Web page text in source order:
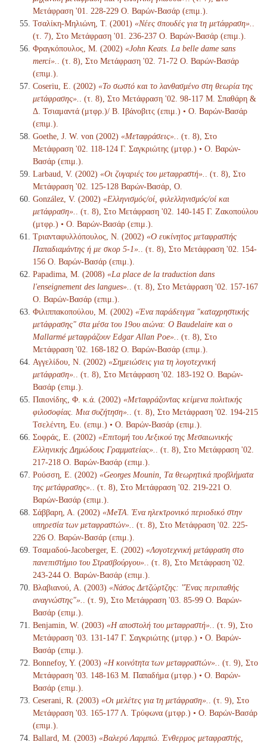
Μετάφραση '01. 228-229 Ο. Βαρών-Βασάρ (επιμ.).
Τσαλίκη-Μηλιώνη, Τ. (2001) «Νέες σπουδές για τη μετάφραση».
(τ. 7), Στο Μετάφραση '01. 236-237 Ο. Βαρών-Βασάρ (επιμ.).
Φραγκόπουλος, Μ. (2002) «John Keats. La belle dame sans
merci».
. (τ. 8), Στο Μετάφραση '02. 71-72 Ο. Βαρών-Βασάρ
(επιμ.).
Coseriu, E. (2002) «Το σωστό και το λανθασμένο στη θεωρία της
μετάφρασης».
. (τ. 8), Στο Μετάφραση '02. 98-117 Μ. Σπαθάρη &
Δ. Τσιαμαντά (μτφρ.)/ Β. Ιβάνοβιτς (επιμ.) • Ο. Βαρών-Βασάρ
(επιμ.).
Goethe, J. W. von (2002) «Μεταφράσεις».
. (τ. 8), Στο
Μετάφραση '02. 118-124 Γ. Σαγκριώτης (μτφρ.) • Ο. Βαρών-
Βασάρ (επιμ.).
Larbaud, V. (2002) «Οι ζυγαριές του μεταφραστή».
. (τ. 8), Στο
Μετάφραση '02. 125-128 Βαρών-Βασάρ, Ο.
González, V. (2002) «Ελληνισμός/οί, φιλελληνισμός/οί και
μετάφραση».
. (τ. 8), Στο Μετάφραση '02. 140-145 Γ. Ζακοπούλου
(μτφρ.) • Ο. Βαρών-Βασάρ (επιμ.).
Τριανταφυλλόπουλος, Ν. (2002) «Ο ευκίνητος μεταφραστής
Παπαδιαμάντης ή με σκορ 5-1».
. (τ. 8), Στο Μετάφραση '02. 154-
156 Ο. Βαρών-Βασάρ (επιμ.).
Papadima, M. (2008) «La place de la traduction dans
l'enseignement des langues».
. (τ. 8), Στο Μετάφραση '02. 157-167
Ο. Βαρών-Βασάρ (επιμ.).
Φιλιππακοπούλου, Μ. (2002) «Ένα παράδειγμα "καταχρηστικής
μετάφρασης" στα μέσα του 19ου αιώνα: Ο Baudelaire και ο
Mallarmé μεταφράζουν Edgar Allan Poe».
. (τ. 8), Στο
Μετάφραση '02. 168-182 Ο. Βαρών-Βασάρ (επιμ.).
Αγγελίδου, Ν. (2002) «Σημειώσεις για τη λογοτεχνική
μετάφραση».
. (τ. 8), Στο Μετάφραση '02. 183-192 Ο. Βαρών-
Βασάρ (επιμ.).
Παιονίδης, Φ. κ.ά. (2002) «Μεταφράζοντας κείμενα πολιτικής
φιλοσοφίας. Μια συζήτηση».
. (τ. 8), Στο Μετάφραση '02. 194-215
Τσελέντη, Ευ. (επιμ.) • Ο. Βαρών-Βασάρ (επιμ.).
Σοφράς, Ε. (2002) «Επιτομή του Λεξικού της Μεσαιωνικής
Ελληνικής Δημώδους Γραμματείας».
. (τ. 8), Στο Μετάφραση '02.
217-218 Ο. Βαρών-Βασάρ (επιμ.).
Ρούσση, Ε. (2002) «Georges Mounin, Tα θεωρητικά προβλήματα
της μετάφρασης».
. (τ. 8), Στο Μετάφραση '02. 219-221 Ο.
Βαρών-Βασάρ (επιμ.).
Σάββαρη, Α. (2002) «MeTA. Ένα ηλεκτρονικό περιοδικό στην
υπηρεσία των μεταφραστών».
. (τ. 8), Στο Μετάφραση '02. 225-
226 Ο. Βαρών-Βασάρ (επιμ.).
Τσαμαδού-Jacoberger, Ε. (2002) «Λογοτεχνική μετάφραση στο
πανεπιστήμιο του Στρασβούργου».
. (τ. 8), Στο Μετάφραση '02.
243-244 Ο. Βαρών-Βασάρ (επιμ.).
Βλαβιανού, Α. (2003) «Νάσος Δετζώρτζης: "Ένας περιπαθής
αναγνώστης"».
. (τ. 9), Στο Μετάφραση '03. 85-99 Ο. Βαρών-
Βασάρ (επιμ.).
Benjamin, W. (2003) «Η αποστολή του μεταφραστή».
. (τ. 9), Στο
Μετάφραση '03. 131-147 Γ. Σαγκριώτης (μτφρ.) • Ο. Βαρών-
Βασάρ (επιμ.).
Bonnefoy, Y. (2003) «Η κοινότητα των μεταφραστών».
. (τ. 9), Στο
Μετάφραση '03. 148-163 Μ. Παπαδήμα (μτφρ.) • Ο. Βαρών-
Βασάρ (επιμ.).
Ceserani, R. (2003) «Οι μελέτες για τη μετάφραση».
. (τ. 9), Στο
Μετάφραση '03. 165-177 Λ. Τρύφωνα (μτφρ.) • Ο. Βαρών-Βασάρ
(επιμ.).
Ballard, M. (2003) «Βαλερύ Λαρμπώ. Ένθερμος μεταφραστής,